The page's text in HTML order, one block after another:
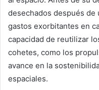
desechados después de
gastos exorbitantes en
capacidad de reutilizar
cohetes, como los
avance en la
espaciales.